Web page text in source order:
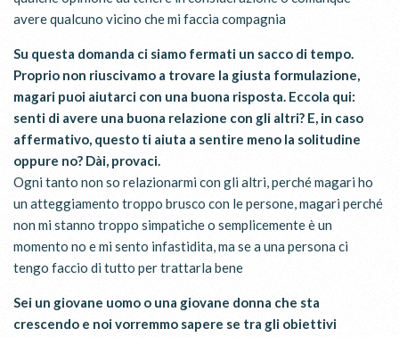
avere qualcuno vicino che mi faccia compagnia
Su questa domanda ci siamo fermati un sacco di tempo.
Proprio non riuscivamo a trovare la giusta formulazione,
magari puoi aiutarci con una buona risposta. Eccola qui:
senti di avere una buona relazione con gli altri? E, in caso
affermativo, questo ti aiuta a sentire meno la solitudine
oppure no? Dài, provaci.
Ogni tanto non so relazionarmi con gli altri, perché magari ho
un atteggiamento troppo brusco con le persone, magari perché
non mi stanno troppo simpatiche o semplicemente è un
momento no e mi sento infastidita, ma se a una persona ci
tengo faccio di tutto per trattarla bene
Sei un giovane uomo o una giovane donna che sta
crescendo e noi vorremmo sapere se tra gli obiettivi